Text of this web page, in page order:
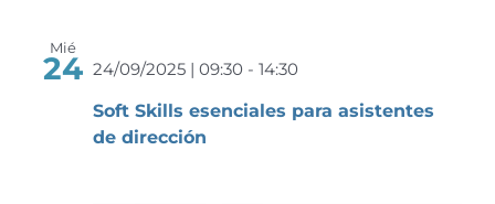
Mié
24
Soft Skills esenciales para asistentes
de dirección
24/09/2025 | 09:30 - 14:30